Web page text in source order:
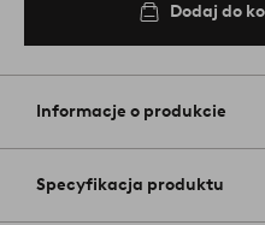
DodajDodaj do
Informacje o produkcie
Specyfikacja produktu